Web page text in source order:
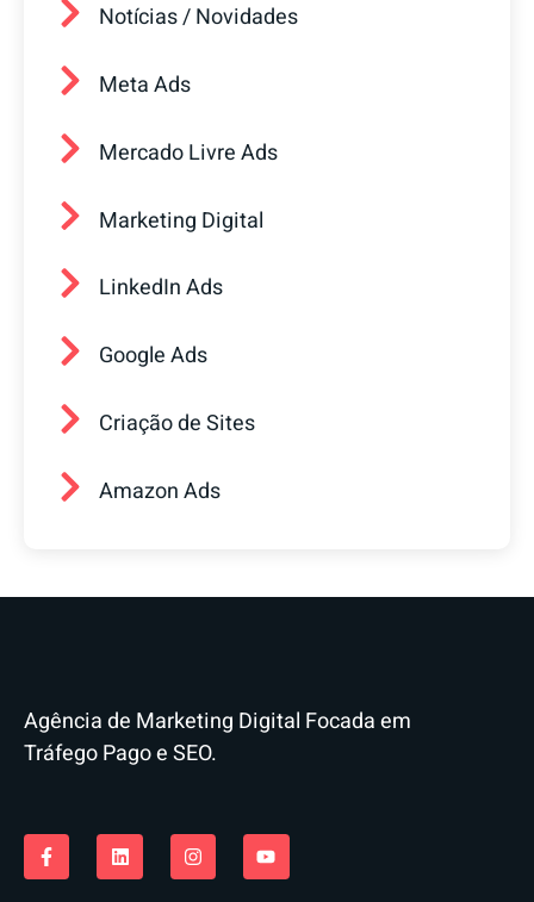
Notícias / Novidades
Meta Ads
Mercado Livre Ads
Marketing Digital
LinkedIn Ads
Google Ads
Criação de Sites
Amazon Ads
Agência de Marketing Digital Focada em
Tráfego Pago e SEO.